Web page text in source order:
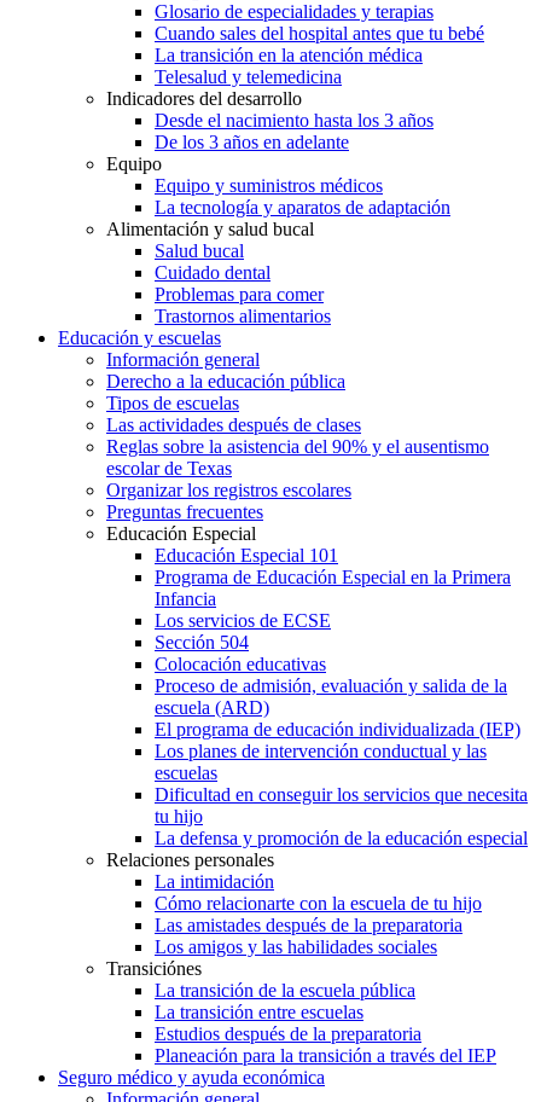
Glosario de especialidades y terapias
Cuando sales del hospital antes que tu bebé
La transición en la atención médica
Telesalud y telemedicina
Indicadores del desarrollo
Desde el nacimiento hasta los 3 años
De los 3 años en adelante
Equipo
Equipo y suministros médicos
La tecnología y aparatos de adaptación
Alimentación y salud bucal
Salud bucal
Cuidado dental
Problemas para comer
Trastornos alimentarios
Educación y escuelas
Información general
Derecho a la educación pública
Tipos de escuelas
Las actividades después de clases
Reglas sobre la asistencia del 90% y el ausentismo
escolar de Texas
Organizar los registros escolares
Preguntas frecuentes
Educación Especial
Educación Especial 101
Programa de Educación Especial en la Primera
Infancia
Los servicios de ECSE
Sección 504
Colocación educativas
Proceso de admisión, evaluación y salida de la
escuela (ARD)
El programa de educación individualizada (IEP)
Los planes de intervención conductual y las
escuelas
Dificultad en conseguir los servicios que necesita
tu hijo
La defensa y promoción de la educación especial
Relaciones personales
La intimidación
Cómo relacionarte con la escuela de tu hijo
Las amistades después de la preparatoria
Los amigos y las habilidades sociales
Transiciónes
La transición de la escuela pública
La transición entre escuelas
Estudios después de la preparatoria
Planeación para la transición a través del IEP
Seguro médico y ayuda económica